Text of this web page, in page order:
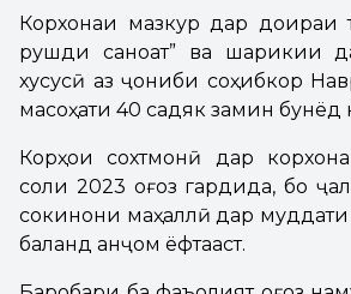
Корхонаи мазкур дар доираи
рушди саноат” ва шарикии
хусусӣ аз ҷониби соҳибкор
масоҳати 40 садяк замин бунёд
Корҳои сохтмонӣ дар
соли 2023 оғоз гардида, бо
сокинони маҳаллӣ дар
баланд анҷом ёфтааст.